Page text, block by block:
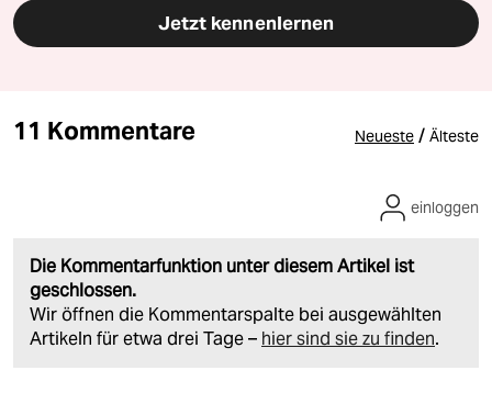
Jetzt kennenlernen
11 Kommentare Neueste / Älteste
Die Kommentarfunktion unter diesem Artikel ist
geschlossen.
Wir öffnen die Kommentarspalte bei ausgewählten
Artikeln für etwa drei Tage – hier sind sie zu finden.
einloggen